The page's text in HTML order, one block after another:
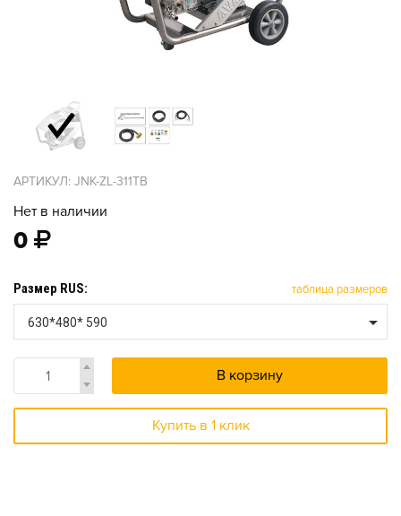
АРТИКУЛ: JNK-ZL-311TB
Нет в наличии
0
Размер RUS: таблица размеров
630*480* 590
В корзину
Купить в 1 клик